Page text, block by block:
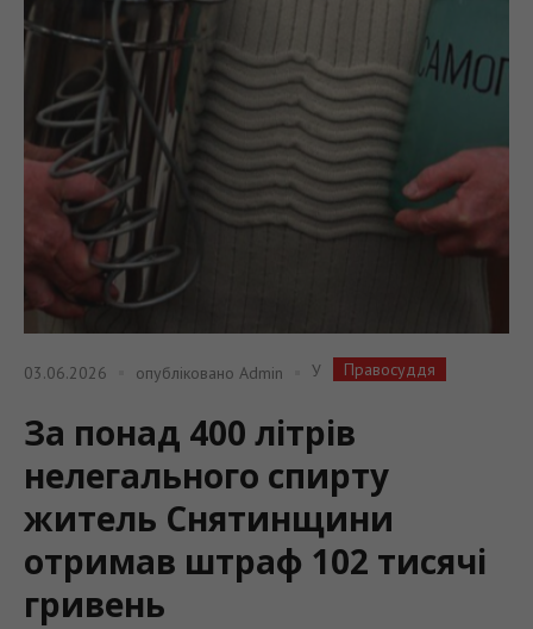
03.06.2026 опубліковано Admin У Правосуддя
За понад 400 літрів
нелегального спирту
житель Снятинщини
отримав штраф 102 тисячі
гривень